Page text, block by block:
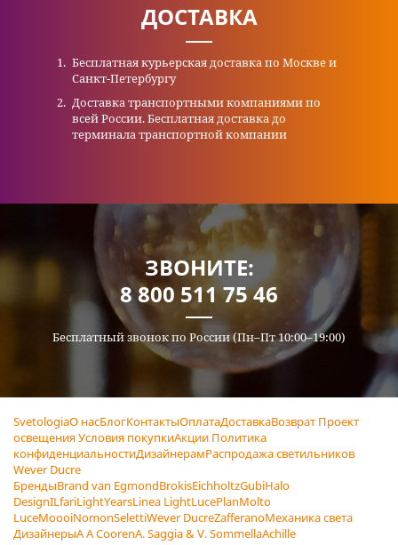
ДОСТАВКА
Бесплатная курьерская доставка по Москве и
Санкт-Петербургу
Доставка транспортными компаниями по
всей России. Бесплатная доставка до
терминала транспортной компании
ЗВОНИТЕ:
8 800 511 75 46
Бесплатный звонок по России (Пн–Пт 10:00–19:00)
SvetologiaО насБлогКонтактыОплатаДоставкаВозврат Проект
освещенияУсловия покупкиАкции Политика
конфиденциальностиДизайнерамРаспродажа светильников
Wever Ducre
БрендыBrand van EgmondBrokisEichholtzGubiHalo
DesignILfariLightYearsLinea LightLucePlanMolto
LuceMoooiNomonSelettiWever DucreZafferanoМеханика света
ДизайнерыA A CoorenA. Saggia & V. SommellaAchille